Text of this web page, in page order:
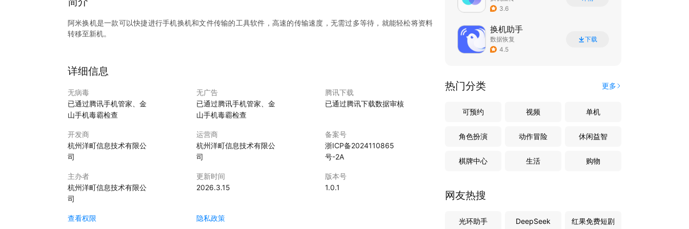
阿米换机是一款可以快捷进行手机换机和文件传输的工具软件，高速的传输速度，无需过多等待，就能轻松将资料
转移至新机。
详细信息
无病毒
已通过腾讯手机管家、金
山手机毒霸检查
无广告
已通过腾讯手机管家、金
山手机毒霸检查
腾讯下载
已通过腾讯下载数据审核
开发商
杭州洋町信息技术有限公
司
运营商
杭州洋町信息技术有限公
司
备案号
浙ICP备2024110865
号-2A
主办者
杭州洋町信息技术有限公
司
更新时间
2026.3.15
版本号
1.0.1
查看权限 隐私政策
3.6
换机助手
数据恢复
4.5
下载
热门分类 更多
可预约 视频 单机
角色扮演 动作冒险 休闲益智
棋牌中心 生活 购物
网友热搜
光环助手 DeepSeek 红果免费短剧